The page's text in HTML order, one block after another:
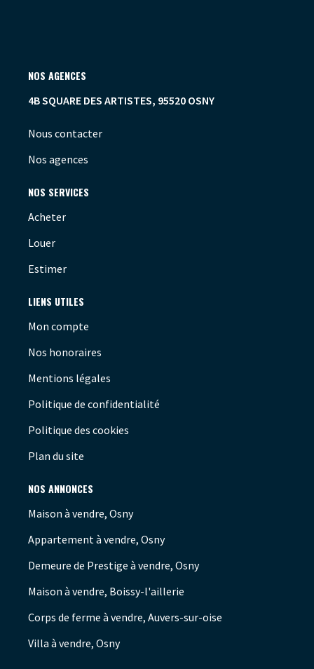
NOS AGENCES
4B SQUARE DES ARTISTES, 95520 OSNY
Nous contacter
Nos agences
NOS SERVICES
Acheter
Louer
Estimer
LIENS UTILES
Mon compte
Nos honoraires
Mentions légales
Politique de confidentialité
Politique des cookies
Plan du site
NOS ANNONCES
Maison à vendre, Osny
Appartement à vendre, Osny
Demeure de Prestige à vendre, Osny
Maison à vendre, Boissy-l'aillerie
Corps de ferme à vendre, Auvers-sur-oise
Villa à vendre, Osny